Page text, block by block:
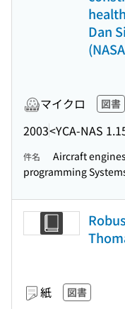
Dan
マイクロ 図書
2003<YCA-NAS
件名 Aircraft engines
programming
紙 図書